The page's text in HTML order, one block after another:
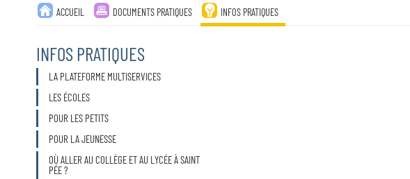
Liste
des
ACCUEIL DOCUMENTS PRATIQUES INFOS PRATIQUES
INFOS PRATIQUES
LA PLATEFORME MULTISERVICES
LES ÉCOLES
POUR LES PETITS
POUR LA JEUNESSE
OÙ ALLER AU COLLÈGE ET AU LYCÉE À SAINT
PÉE ?